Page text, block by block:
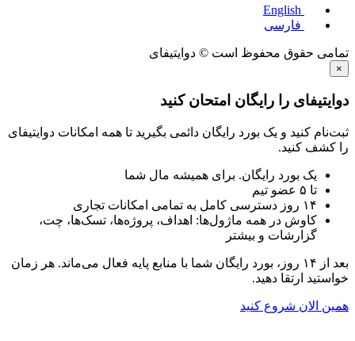
English
فارسی
محفوظ است © دوایتیفای
را رایگان امتحان کنید
و یک بورد رایگان دائمی بگیرید تا همه امکانات دوایتیفای
بورد رایگان. برای همیشه مال شما
در همه ماژول‌ها: اهداف، پروژه‌ها، تسک‌ها، چت،
و بیشتر
بعد از ۱۴ روز، بورد رایگان شما با منابع پایه فعال می‌ماند. هر زمان
دهید.
شروع کنید